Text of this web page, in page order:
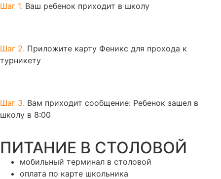
Шаг 1. Ваш ребенок приходит в школу
Шаг 2. Приложите карту Феникс для прохода к
турникету
Шаг 3. Вам приходит сообщение: Ребенок зашел в
школу в 8:00
ПИТАНИЕ В СТОЛОВОЙ
мобильный терминал в столовой
оплата по карте школьника